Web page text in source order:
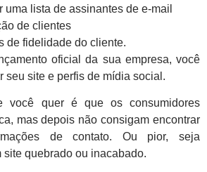
uma lista de assinantes de e-mail
de clientes
de fidelidade do cliente.
oficial da sua empresa, você
seu site e perfis de mídia social.
você quer é que os consumidores
mas depois não consigam encontrar
de contato. Ou pior, seja
quebrado ou inacabado.